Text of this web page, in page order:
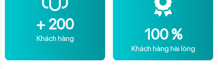
+ 200
Khách hàng 100 %
Khách hàng hài lòng